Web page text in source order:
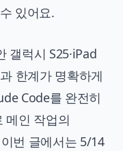
있어요.
갤럭시 S25·iPad
한계가 명확하게
Code를 완전히
메인 작업의
번 글에서는 5/14